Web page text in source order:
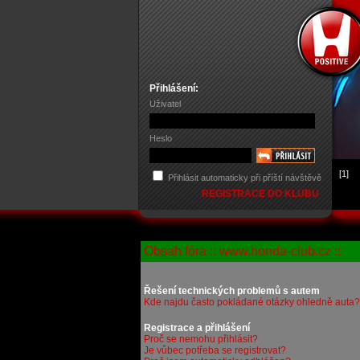
Přihlášení:
Uživatel
Heslo
Přihlásit automaticky při příští návštěvě
REGISTRACE DO KLUBU
[1]
Obsah fóra :: www.honda-club.cz ::
Řešení technických problemů s autem
Kde najdu často pokládané otázky ohledně auta?
Registrace a přihlášení
Proč se nemohu přihlásit?
Je vůbec potřeba se registrovat?